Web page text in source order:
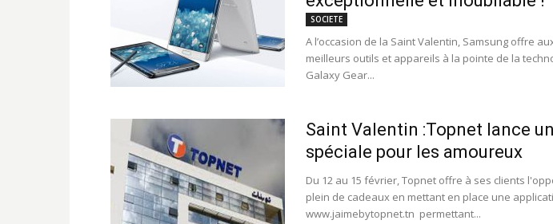
SOCIETE
A l’occasion de la Saint Valentin, Samsung offre
meilleurs outils et appareils à la pointe de la
Galaxy Gear...
Saint Valentin :Topnet lance
spéciale pour les amoureux
Du 12 au 15 février, Topnet offre à ses clients
plein de cadeaux en mettant en place une
www.jaimebytopnet.tn permettant...